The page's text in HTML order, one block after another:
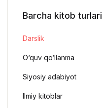
Barcha kitob turlari
Darslik
O‘quv qo‘llanma
Siyosiy adabiyot
Ilmiy kitoblar